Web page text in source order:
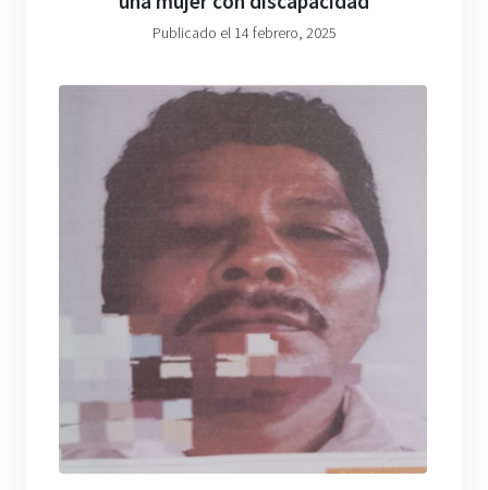
Publicado el 14 febrero, 2025